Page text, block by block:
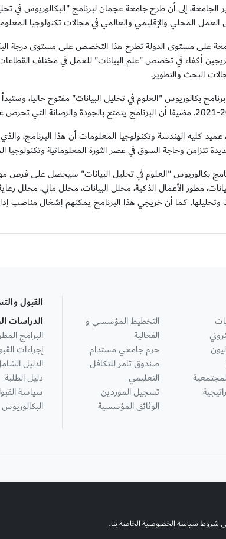
الجامعة، إلى أن طرح جامعة عجمان لبرنامج "البكالوريوس في
المحلي والإقليمي والعالمي في مجالات تكنولوجيا
على مستوى الدولة تطرح هذا التخصص على مستوى درجة
أكفاء في تخصص "علم البيانات" للعمل في مختلف القطاعات
البحث والتطوير.
بكالوريوس "العلوم في تحليل البيانات" مفتوح حاليا،
تتزامن وحاجة السوق في عصر الثورة المعلوماتية وتكنولوجيا
بكالوريوس "العلوم في تحليل البيانات" سيحصل على فرص
مطور الأعمال الذكية، محلل البيانات، محلل مالي، محلل
وتحليلها. كما أن خريجي هذا البرنامج يمكنهم إشغال مناصب
شروط سياسة الخصوصية الخاصة بنا.
التخطيط المؤسسي و
الفعالية
حرم جامعي مستدام
صندوق ثامر للتكافل
التعليمي
تسجيل الموردين
الوثائق المؤسسية
القبول
الدراسات
البرامج
إجراءات
الدليل
دليل الطلبة
سياسة
البكالوريوس